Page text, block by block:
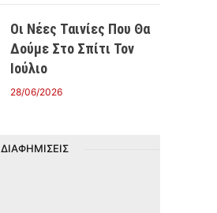
Οι Νέες Ταινίες Που Θα
Δούμε Στο Σπίτι Τον
Ιούλιο
28/06/2026
ΔΙΑΦΗΜΙΣΕΙΣ